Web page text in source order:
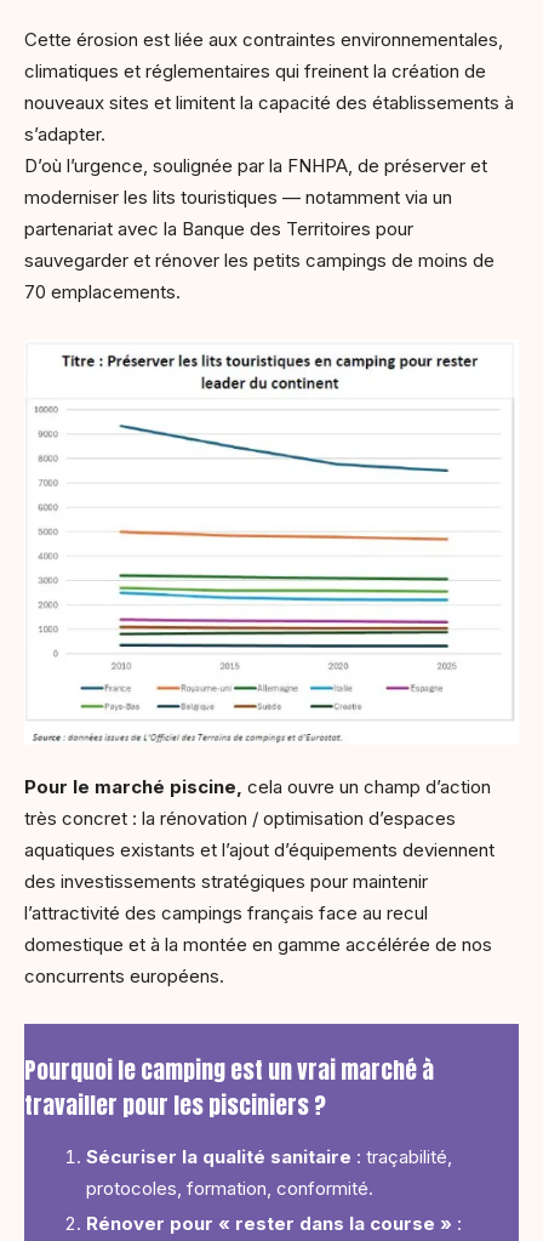
Cette érosion est liée aux contraintes environnementales,
climatiques et réglementaires qui freinent la création de
nouveaux sites et limitent la capacité des établissements à
s’adapter.
D’où l’urgence, soulignée par la FNHPA, de préserver et
moderniser les lits touristiques — notamment via un
partenariat avec la Banque des Territoires pour
sauvegarder et rénover les petits campings de moins de
70 emplacements.
Pour le marché piscine, cela ouvre un champ d’action
très concret : la rénovation / optimisation d’espaces
aquatiques existants et l’ajout d’équipements deviennent
des investissements stratégiques pour maintenir
l’attractivité des campings français face au recul
domestique et à la montée en gamme accélérée de nos
concurrents européens.
Pourquoi le camping est un vrai marché à
travailler pour les pisciniers ?
Sécuriser la qualité sanitaire : traçabilité,
protocoles, formation, conformité.
Rénover pour « rester dans la course » :